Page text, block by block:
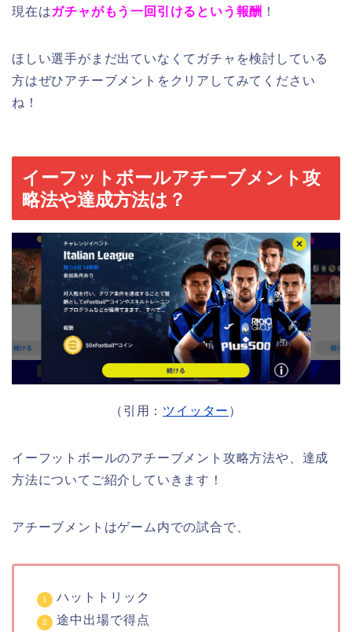
現在はガチャがもう一回引けるという報酬 ！
ほしい選手がまだ出ていなくてガチャを検討している
方はぜひアチーブメントをクリアしてみてください
ね！
イーフットボールアチーブメント攻
略法や達成方法は？
（引用： ツイッター ）
イーフットボールのアチーブメント攻略方法や、達成
方法についてご紹介していきます！
アチーブメントはゲーム内での試合で、
ハットトリック
途中出場で得点